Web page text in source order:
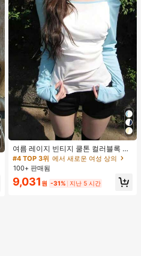
여름 레이지 빈티지 쿨톤 컬러블록 얇
은 시어 긴팔 슬림핏 플래터링 탑
#4 TOP 3위 에서 새로운 여성 상의
100+ 판매됨
9,031 원 -31% 지난 5 시간